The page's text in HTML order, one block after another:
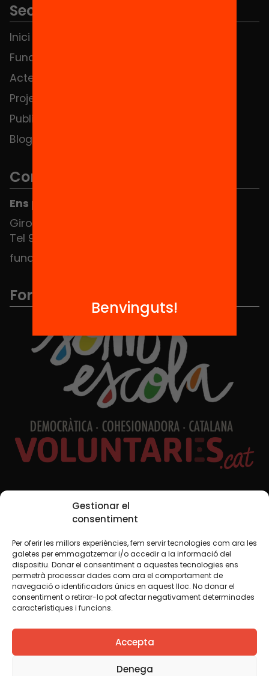
Gestionar el
consentiment
Per oferir les millors experiències, fem servir tecnologies com ara les
galetes per emmagatzemar i/o accedir a la informació del
dispositiu. Donar el consentiment a aquestes tecnologies ens
permetrà processar dades com ara el comportament de
navegació o identificadors únics en aquest lloc. No donar el
consentiment o retirar-lo pot afectar negativament determinades
característiques i funcions.
Accepta
Denega
Seccions
Inici
Fundació
Actes
Projectes
Publicacions i vídeos
Blog
Contacte
Ens pots trobar al Hub Social
Girona 34, interior 08010 Barcelona
Tel 934 588 700
fundacio@equitat.org
Formem part de...
Xarxes Socials
TWT YTB IG FB IN
Avís legalPolítica de cookies
Creiem que el coneixement s’ha de compartir. Per això
fem servir una llicència Creative Commons, llevat que en
algun material indiquem el contrari. Us animem a copiar,
redistribuir, remesclar o transformar i crear els continguts
Benvinguts!